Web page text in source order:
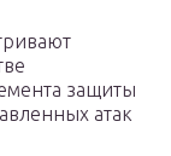
защиты
атак